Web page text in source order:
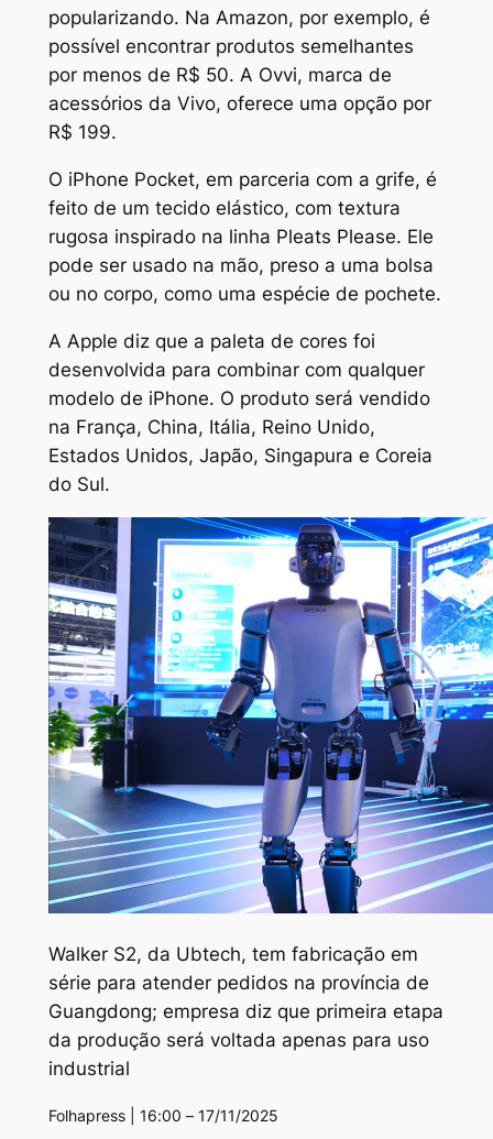
popularizando. Na Amazon, por exemplo, é
possível encontrar produtos semelhantes
por menos de R$ 50. A Ovvi, marca de
acessórios da Vivo, oferece uma opção por
R$ 199.
O iPhone Pocket, em parceria com a grife, é
feito de um tecido elástico, com textura
rugosa inspirado na linha Pleats Please. Ele
pode ser usado na mão, preso a uma bolsa
ou no corpo, como uma espécie de pochete.
A Apple diz que a paleta de cores foi
desenvolvida para combinar com qualquer
modelo de iPhone. O produto será vendido
na França, China, Itália, Reino Unido,
Estados Unidos, Japão, Singapura e Coreia
do Sul.
Walker S2, da Ubtech, tem fabricação em
série para atender pedidos na província de
Guangdong; empresa diz que primeira etapa
da produção será voltada apenas para uso
industrial
Folhapress | 16:00 – 17/11/2025